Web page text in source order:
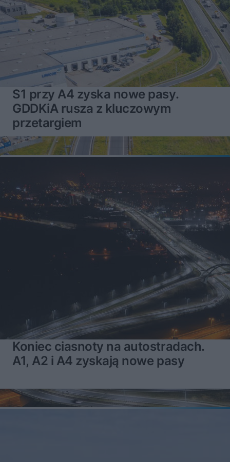
S1 przy A4 zyska nowe pasy.
GDDKiA rusza z kluczowym
przetargiem
Koniec ciasnoty na autostradach.
A1, A2 i A4 zyskają nowe pasy